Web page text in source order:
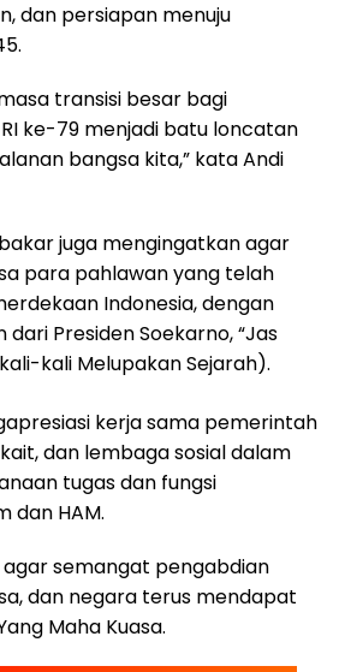
dan persiapan menuju
transisi besar bagi
RI ke-79 menjadi batu loncatan
bangsa kita,” kata Andi
juga mengingatkan agar
para pahlawan yang telah
Indonesia, dengan
Presiden Soekarno, “Jas
kali Melupakan Sejarah).
kerja sama pemerintah
dan lembaga sosial dalam
tugas dan fungsi
dan HAM.
semangat pengabdian
dan negara terus mendapat
Maha Kuasa.